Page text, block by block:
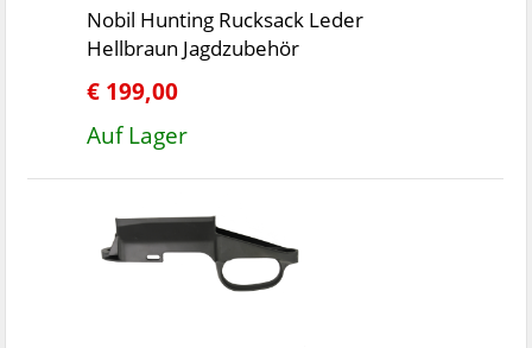
Nobil Hunting Rucksack Leder
Hellbraun Jagdzubehör
€ 199,00
Auf Lager